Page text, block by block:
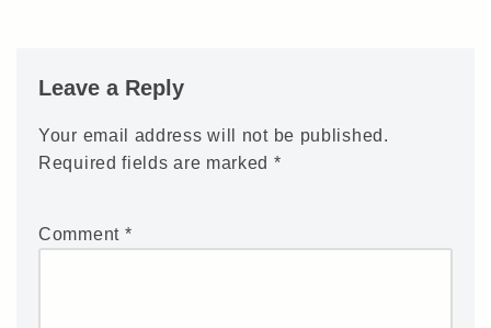
Leave a Reply
Your email address will not be published.
Required fields are marked *
Comment *